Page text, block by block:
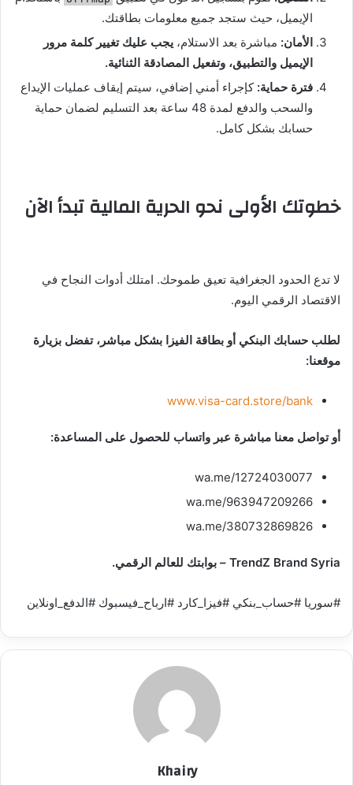
الإيميل، حيث ستجد جميع معلومات بطاقتك.
الأمان: مباشرة بعد الاستلام، يجب عليك تغيير كلمة مرور
الإيميل والتطبيق، وتفعيل المصادقة الثنائية.
فترة حماية: كإجراء أمني إضافي، سيتم إيقاف عمليات الإيداع
والسحب والدفع لمدة 48 ساعة بعد التسليم لضمان حماية
حسابك بشكل كامل.
خطوتك الأولى نحو الحرية المالية تبدأ الآن
لا تدع الحدود الجغرافية تعيق طموحك. امتلك أدوات النجاح في
الاقتصاد الرقمي اليوم.
لطلب حسابك البنكي أو بطاقة الفيزا بشكل مباشر، تفضل بزيارة
موقعنا:
www.visa-card.store/bank
أو تواصل معنا مباشرة عبر واتساب للحصول على المساعدة:
wa.me/12724030077
wa.me/963947209266
wa.me/380732869826
TrendZ Brand Syria – بوابتك للعالم الرقمي.
#سوريا #حساب_بنكي #فيزا_كارد #ارباح_فيسبوك #الدفع_اونلاين
Khairy